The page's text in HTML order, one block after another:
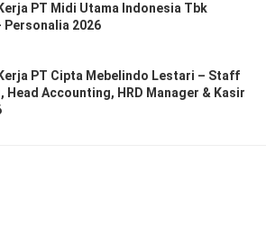
PT Midi Utama Indonesia Tbk
Personalia 2026
PT Cipta Mebelindo Lestari – Staff
Head Accounting, HRD Manager & Kasir